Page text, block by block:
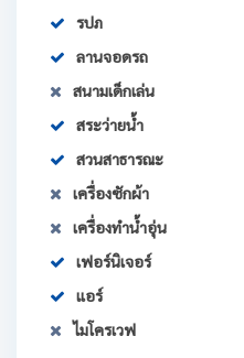
รปภ
ลานจอดรถ
สนามเด็กเล่น
สระว่ายน้ำ
สวนสาธารณะ
เครื่องซักผ้า
เครื่องทำน้ำอุ่น
เฟอร์นิเจอร์
แอร์
ไมโครเวฟ